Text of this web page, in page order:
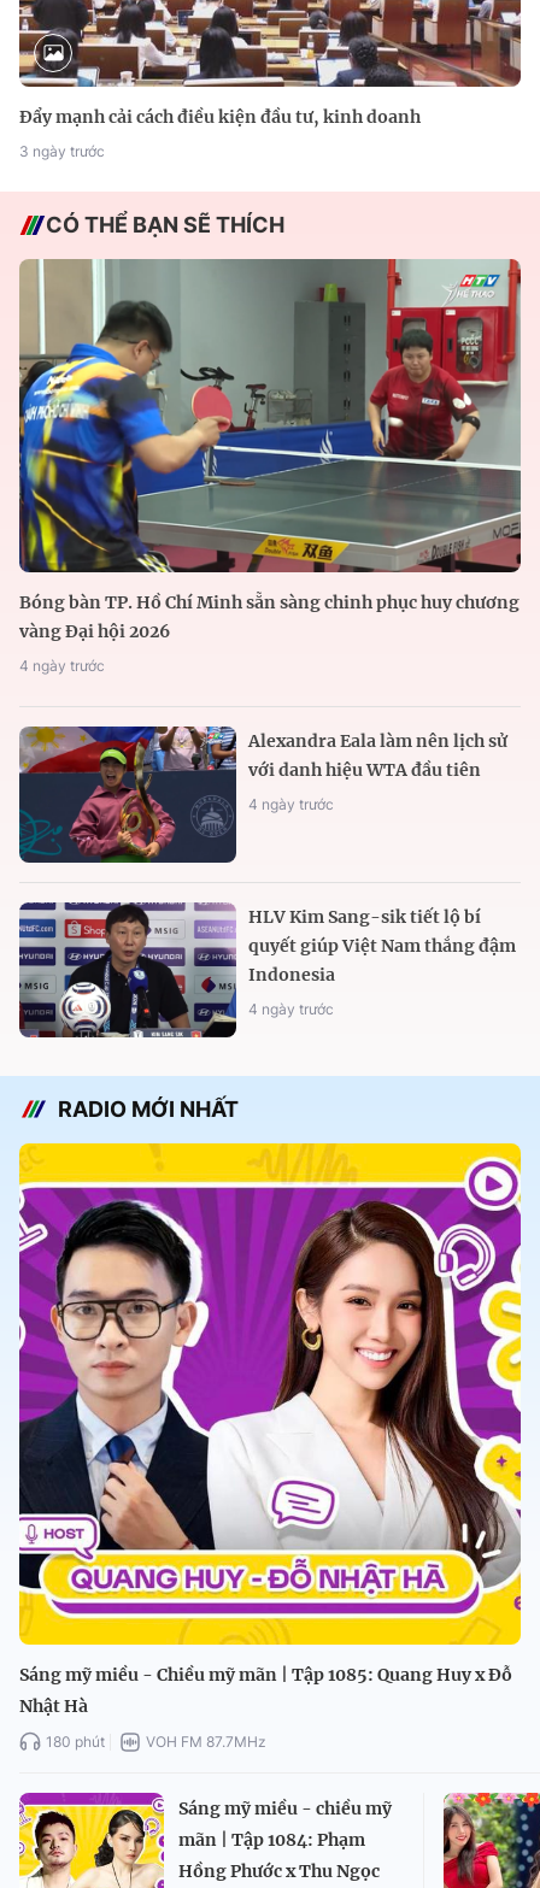
Đẩy mạnh cải cách điều kiện đầu tư, kinh doanh
3 ngày trước
CÓ THỂ BẠN SẼ THÍCH
Bóng bàn TP. Hồ Chí Minh sẵn sàng chinh phục huy chương
vàng Đại hội 2026
4 ngày trước
Alexandra Eala làm nên lịch sử
với danh hiệu WTA đầu tiên
4 ngày trước
HLV Kim Sang-sik tiết lộ bí
quyết giúp Việt Nam thắng đậm
Indonesia
4 ngày trước
RADIO MỚI NHẤT
Sáng mỹ miều - Chiều mỹ mãn | Tập 1085: Quang Huy x Đỗ
Nhật Hà
180 phút VOH FM 87.7MHz
Sáng mỹ miều - chiều mỹ
mãn | Tập 1084: Phạm
Hồng Phước x Thu Ngọc